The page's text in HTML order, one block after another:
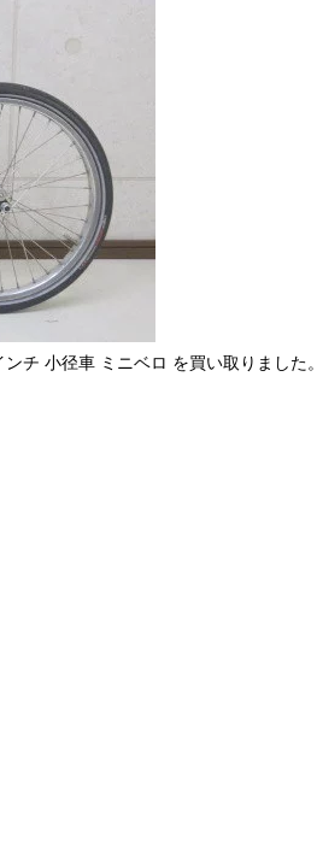
チ 小径車 ミニベロ を買い取りました。